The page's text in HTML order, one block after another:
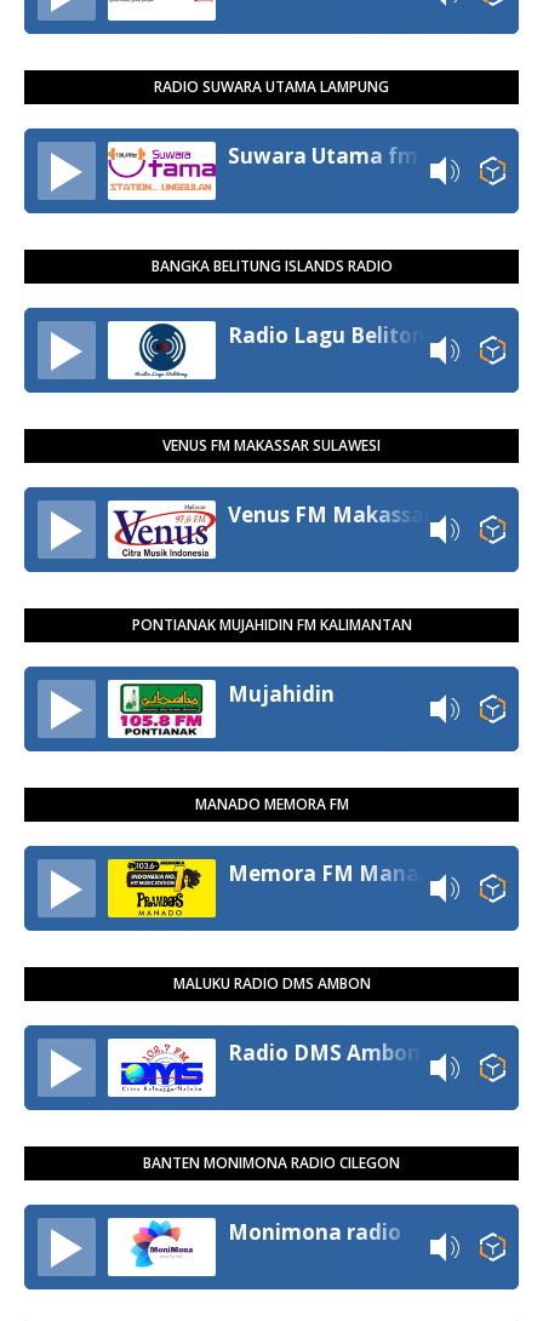
RADIO SUWARA UTAMA LAMPUNG
Suwara Utama fm
BANGKA BELITUNG ISLANDS RADIO
Radio Lagu Belitong
VENUS FM MAKASSAR SULAWESI
Venus FM Makassar
PONTIANAK MUJAHIDIN FM KALIMANTAN
Mujahidin
MANADO MEMORA FM
MALUKU RADIO DMS AMBON
Radio DMS Ambon
BANTEN MONIMONA RADIO CILEGON
Monimona radio